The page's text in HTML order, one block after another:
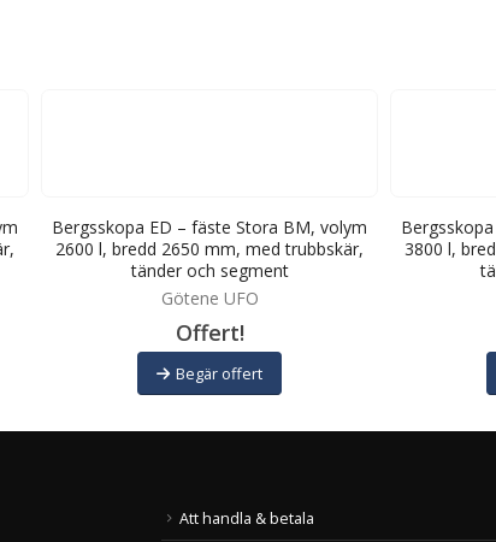
Bergsskopa ED – fäste Stora BM, volym
2600 l, bredd 2650 mm, med trubbskär,
tänder och segment
Götene UFO
Offert!
Begär offert
3800 l,
Att handla & betala